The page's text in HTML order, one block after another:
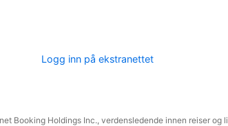
Logg inn på ekstranettet
Booking Holdings Inc., verdensledende innen reiser og